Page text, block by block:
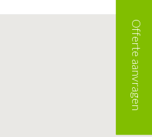
Offerte aanvragen